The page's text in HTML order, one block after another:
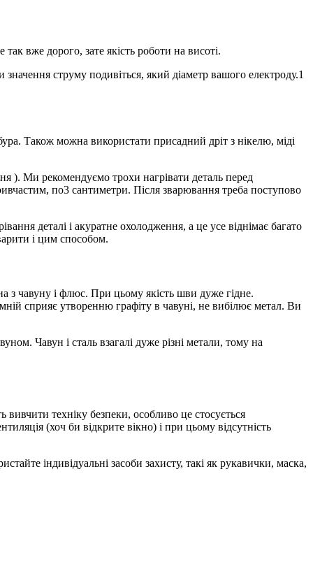
вже дорого, зате якість роботи на висоті.
струму подивіться, який діаметр вашого електроду.1
Також можна використати присадний дріт з нікелю, міді
). Ми рекомендуємо трохи нагрівати деталь перед
по3 сантиметри. Після зварювання треба поступово
деталі і акуратне охолодження, а це усе віднімає багато
і цим способом.
з чавуну і флюс. При цьому якість шви дуже гідне.
сприяє утворенню графіту в чавуні, не вибілює метал. Ви
Чавун і сталь взагалі дуже різні метали, тому на
техніку безпеки, особливо це стосується
(хоч би відкрите вікно) і при цьому відсутність
індивідуальні засоби захисту, такі як рукавички, маска,